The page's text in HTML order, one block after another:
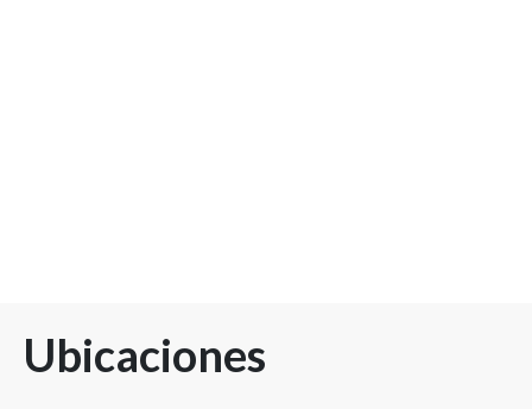
Ubicaciones